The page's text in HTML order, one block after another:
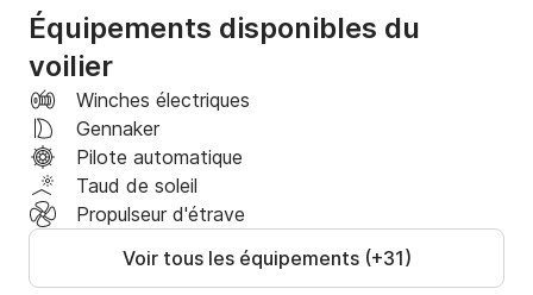
Équipements disponibles du
voilier
Winches électriques
Gennaker
Pilote automatique
Taud de soleil
Propulseur d'étrave
Voir tous les équipements (+31)